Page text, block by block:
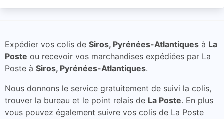
Expédier vos colis de Siros, Pyrénées-Atlantiques à La
Poste ou recevoir vos marchandises expédiées par La
Poste à Siros, Pyrénées-Atlantiques.
Nous donnons le service gratuitement de suivi la colis,
trouver la bureau et le point relais de La Poste. En plus
vous pouvez également suivre vos colis de La Poste